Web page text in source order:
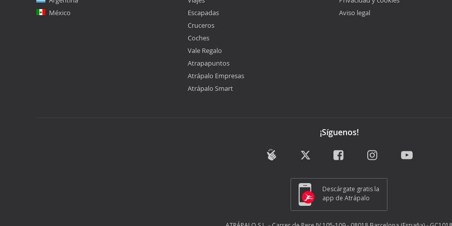
México
Escapadas
Cruceros
Coches
Vale Regalo
Atrapapuntos
Atrápalo Empresas
Atrápalo Smart
Aviso legal
¡Síguenos!
Descárgate gratis la
app de Atrápalo